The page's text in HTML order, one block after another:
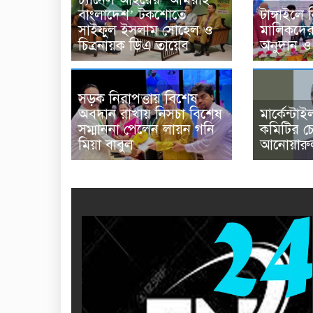
বাংলাদেশ’ টকশোতে
সাইফুল ইসলাম সোহেল ও
চিত্রনায়ক ডিএ তায়েব
অনুদান ও
সড়ক নিরাপত্তায় বিশেষ
অবদান রাখায় নিসচা বিশেষ
সম্মাননা পেলেন লায়ন গনি
মিয়া বাবুল
কমিটির